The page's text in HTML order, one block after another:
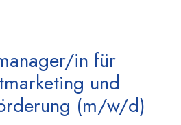
in für
und
(m/w/d)